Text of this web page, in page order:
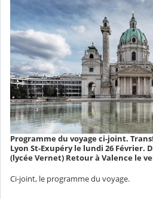
Programme du voyage ci-joint.
Lyon St-Exupéry le lundi 26 Février.
(lycée Vernet) Retour à Valence le
Ci-joint, le programme du voyage.